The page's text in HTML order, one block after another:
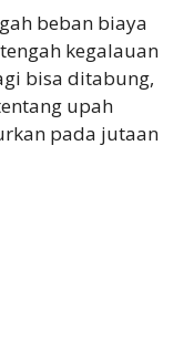
beban biaya
kegalauan
bisa ditabung,
upah
pada jutaan